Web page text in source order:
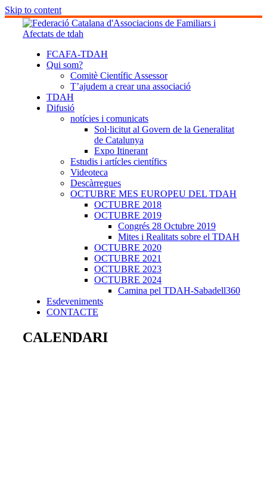
Skip to content
FCAFA-TDAH
Qui som?
Comitè Científic Assessor
T’ajudem a crear una associació
TDAH
Difusió
notícies i comunicats
Sol·licitut al Govern de la Generalitat
de Catalunya
Expo Itinerant
Estudis i artícles científics
Videoteca
Descàrregues
OCTUBRE MES EUROPEU DEL TDAH
OCTUBRE 2018
OCTUBRE 2019
Congrés 28 Octubre 2019
Mites i Realitats sobre el TDAH
OCTUBRE 2020
OCTUBRE 2021
OCTUBRE 2023
OCTUBRE 2024
Camina pel TDAH-Sabadell360
Esdeveniments
CONTACTE
CALENDARI